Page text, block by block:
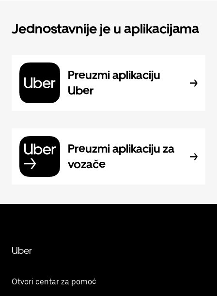
Jednostavnije je u aplikacijama
Preuzmi aplikaciju
Uber
Preuzmi aplikaciju za
vozače
Uber
Otvori centar za pomoć